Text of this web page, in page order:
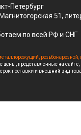
Петербург
51,
по всей РФ и СНГ
представленные на
поставки и внешний вид